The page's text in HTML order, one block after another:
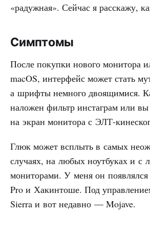
«радужная». Сейчас я расскажу,
Симптомы
После покупки нового монитора
macOS, интерфейс может стать
а шрифты немного двоящимися.
наложен фильтр инстаграм или
на экран монитора с ЭЛТ-
Глюк может всплыть в самых
случаях, на любых ноутбуках и с
мониторами. У меня он
Pro и Хакинтоше. Под
Sierra и вот недавно — Mojave.